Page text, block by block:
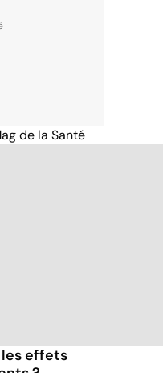
de la Santé
effets